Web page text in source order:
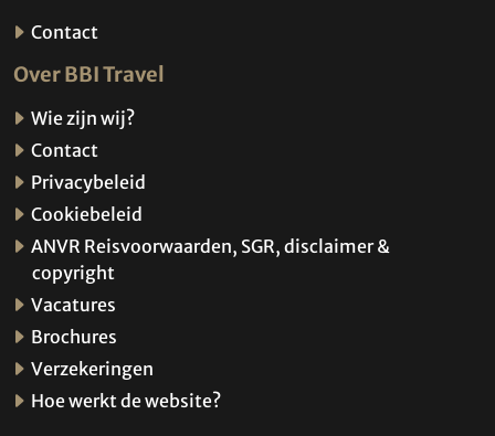
Contact
Over BBI Travel
Wie zijn wij?
Contact
Privacybeleid
Cookiebeleid
ANVR Reisvoorwaarden, SGR, disclaimer &
copyright
Vacatures
Brochures
Verzekeringen
Hoe werkt de website?